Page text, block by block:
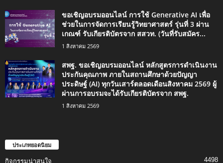
ขอเชิญอบรมออนไลน์ การใช้ Generative AI เพื่อ
ช่วยในการจัดการเรียนรู้วิทยาศาสตร์ รุ่นที่ 3 ผ่าน
เกณฑ์ รับเกียรติบัตรจาก สสวท. (วันที่รับสมัคร...
1 สิงหาคม 2569
สพฐ. ขอเชิญอบรมออนไลน์ หลักสูตรการดำเนินงาน
ประกันคุณภาพ ภายในสถานศึกษาด้วยปัญญา
ประดิษฐ์ (AI) ทุกวันเสาร์ตลอดเดือนสิงหาคม 2569 ผู้
ผ่านการอบรมจะได้รับเกียรติบัตรจาก สพฐ.
1 สิงหาคม 2569
ประเภทยอดนิยม
กิจกรรมน่าสนใจ 4498